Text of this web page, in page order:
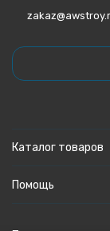
Каталог товаров
Помощь